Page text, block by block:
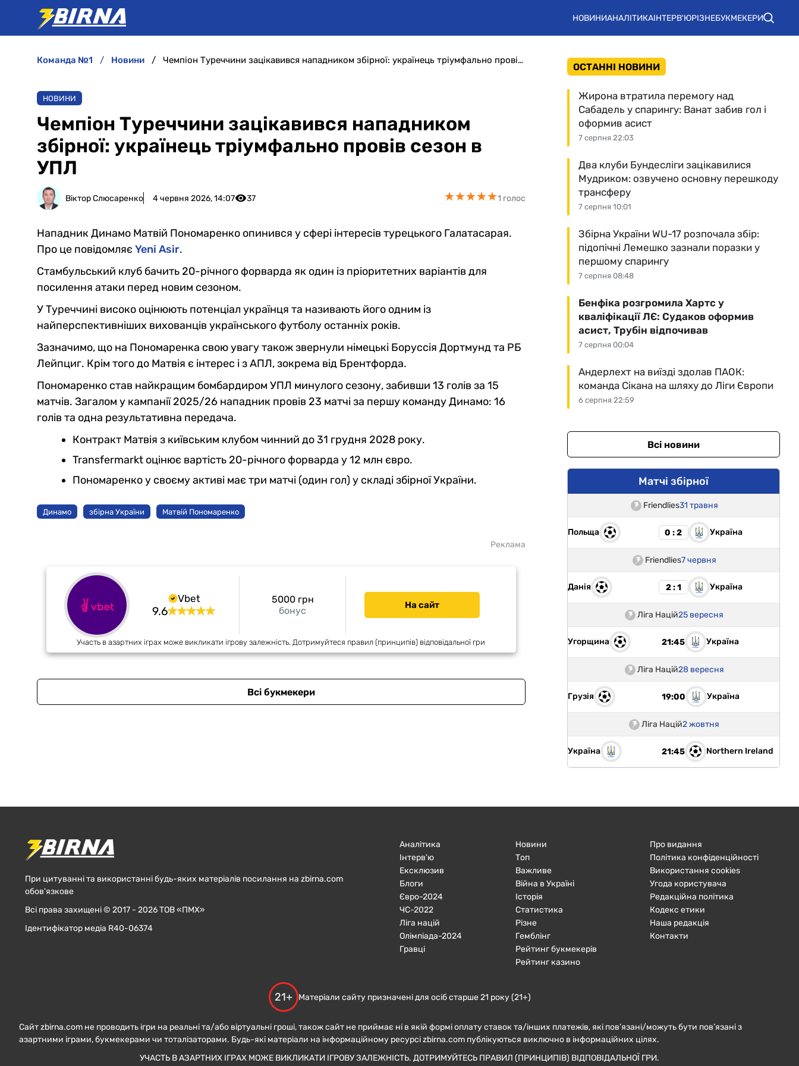
НОВИНИАНАЛІТИКАІНТЕРВ'ЮРІЗНЕБУКМЕКЕРИ
команда №1 новини Чемпіон Туреччини зацікавився нападником збірної: українець тріумфально провів сезон в УПЛ
НОВИНИ
Чемпіон Туреччини зацікавився нападником
збірної: українець тріумфально провів сезон в
УПЛ
Віктор Слюсаренко 4 червня 2026, 14:07 37 ★★★★★
★★★★★1 голос
Нападник Динамо Матвій Пономаренко опинився у сфері інтересів турецького Галатасарая.
Про це повідомляє Yeni Asir.
Стамбульський клуб бачить 20-річного форварда як один із пріоритетних варіантів для
посилення атаки перед новим сезоном.
У Туреччині високо оцінюють потенціал українця та називають його одним із
найперспективніших вихованців українського футболу останніх років.
Зазначимо, що на Пономаренка свою увагу також звернули німецькі Боруссія Дортмунд та РБ
Лейпциг. Крім того до Матвія є інтерес і з АПЛ, зокрема від Брентфорда.
Пономаренко став найкращим бомбардиром УПЛ минулого сезону, забивши 13 голів за 15
матчів. Загалом у кампанії 2025/26 нападник провів 23 матчі за першу команду Динамо: 16
голів та одна результативна передача.
Контракт Матвія з київським клубом чинний до 31 грудня 2028 року.
Transfermarkt оцінює вартість 20-річного форварда у 12 млн євро.
Пономаренко у своєму активі має три матчі (один гол) у складі збірної України.
Динамо збірна України Матвій Пономаренко
Реклама
Vbet
9.6 бонус
5000 грн На сайт
Участь в азартних іграх може викликати ігрову залежність. Дотримуйтеся правил (принципів) відповідальної гри
Всі букмекери
ОСТАННІ НОВИНИ
7 серпня 22:03
Жирона втратила перемогу над
Сабадель у спарингу: Ванат забив гол і
оформив асист
7 серпня 10:01
Два клуби Бундесліги зацікавилися
Мудриком: озвучено основну перешкоду
трансферу
7 серпня 08:48
Збірна України WU-17 розпочала збір:
підопічні Лемешко зазнали поразки у
першому спарингу
7 серпня 00:04
Бенфіка розгромила Хартс у
кваліфікації ЛЄ: Судаков оформив
асист, Трубін відпочивав
6 серпня 22:59
Андерлехт на виїзді здолав ПАОК:
команда Сікана на шляху до Ліги Європи
Всі новини
Матчі збірної
Friendlies31 травня
Польща 0 : 2 Україна
Friendlies7 червня
Данія 2 : 1 Україна
Ліга Націй25 вересня
Угорщина 21:45 Україна
Ліга Націй28 вересня
Грузія 19:00 Україна
Ліга Націй2 жовтня
Україна 21:45 Northern Ireland
При цитуванні та використанні будь-яких матеріалів посилання на zbirna.com
обов'язкове
Всі права захищені © 2017 - 2026 ТОВ «ПМХ»
Ідентифікатор медіа R40-06374
Аналітика
Інтерв'ю
Ексклюзив
Блоги
Євро-2024
ЧC-2022
Ліга націй
Олімпіада-2024
Гравці
Новини
Топ
Важливе
Війна в Україні
Історія
Статистика
Різне
Гемблінг
Рейтинг букмекерів
Рейтинг казино
Про видання
Політика конфіденційності
Використання cookies
Угода користувача
Редакційна політика
Кодекс етики
Наша редакція
Контакти
21+ Матеріали сайту призначені для осіб старше 21 року (21+)
Сайт zbirna.com не проводить ігри на реальні та/або віртуальні гроші, також сайт не приймає ні в якій формі оплату ставок та/інших платежів, які пов’язані/можуть бути пов’язані з
азартними іграми, букмекерами чи тоталізаторами. Будь-які матеріали на інформаційному ресурсі zbirna.com публікуються виключно в інформаційних цілях.
УЧАСТЬ В АЗАРТНИХ ІГРАХ МОЖЕ ВИКЛИКАТИ ІГРОВУ ЗАЛЕЖНІСТЬ. ДОТРИМУЙТЕСЬ ПРАВИЛ (ПРИНЦИПІВ) ВІДПОВІДАЛЬНОЇ ГРИ.